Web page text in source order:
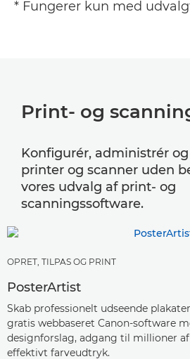
* Fungerer kun med
Print- og
Konfigurér, administrér
printer og scanner uden
vores udvalg af print- og
scanningssoftware.
OPRET, TILPAS OG PRINT
PosterArtist
Skab professionelt udseende
gratis webbaseret Canon-software
designforslag, adgang til millioner
effektivt farveudtryk.